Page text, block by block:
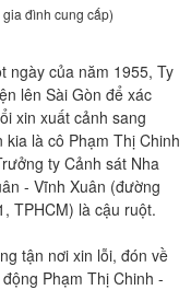
đình cung cấp)
ngày của năm 1955, Ty
lên Sài Gòn để xác
xin xuất cảnh sang
là cô Phạm Thị Chinh
ty Cảnh sát Nha
- Vĩnh Xuân (đường
TPHCM) là cậu ruột.
tận nơi xin lỗi, đón về
Phạm Thị Chinh -